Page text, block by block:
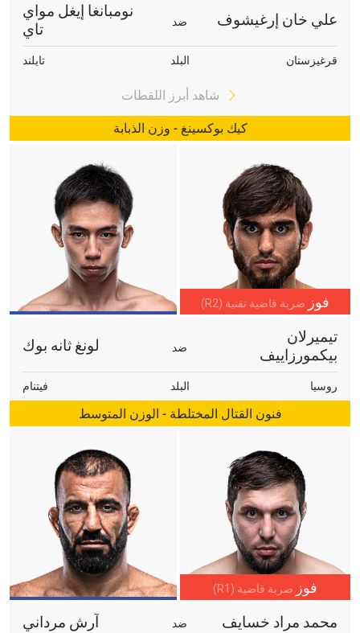
علي خان إرغيشوف ضد
نومبانغا إيغل مواي
تاي
قرغيزستان البلد تايلند
شاهد أبرز اللقطات
كيك بوكسينغ - وزن الذبابة
فوز ضربة قاضية تقنية (R2)
تيميرلان
بيكمورزاييف
ضد لونغ ثانه بوك
روسيا البلد فيتنام
فنون القتال المختلطة - الوزن المتوسط
فوز ضربة قاضية (R1)
محمد مراد خسايف ضد آرش مرداني